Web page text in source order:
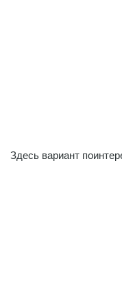
Здесь вариант